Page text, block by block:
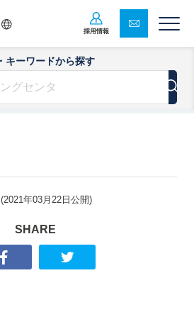
採用情報
キーワードから探す
(2021年03月22日 公開)
SHARE